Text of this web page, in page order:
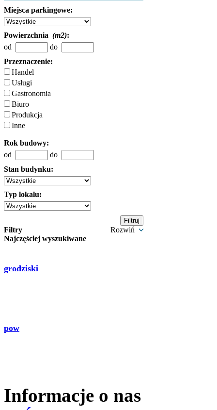
Miejsca parkingowe:
Powierzchnia (m2):
od
do
Przeznaczenie:
Handel
Usługi
Gastronomia
Biuro
Produkcja
Inne
Rok budowy:
od
do
Stan budynku:
Typ lokalu:
Filtry
Rozwiń
Najczęściej wyszukiwane
grodziski
pow
Informacje o nas